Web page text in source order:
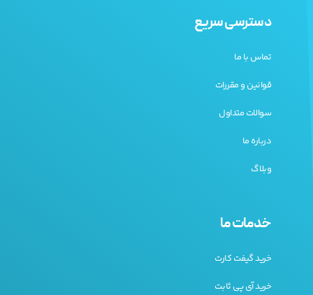
دسترسی سریع
تماس با ما
قوانین و مقررات
سوالات متداول
درباره ما
وبلاگ
خدمات ما
خرید گیفت کارت
خرید آی پی ثابت